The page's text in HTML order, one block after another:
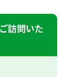
訪問いた